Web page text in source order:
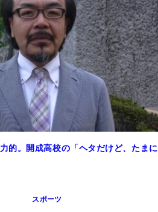
的。開成高校の「ヘタだけど、たまに
スポーツ